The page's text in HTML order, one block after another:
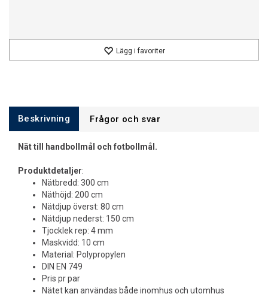
Lägg i favoriter
Beskrivning Frågor och svar
Nät till handbollmål och fotbollmål.
Produktdetaljer:
Nätbredd: 300 cm
Näthöjd: 200 cm
Nätdjup överst: 80 cm
Nätdjup nederst: 150 cm
Tjocklek rep: 4 mm
Maskvidd: 10 cm
Material: Polypropylen
DIN EN 749
Pris pr par
Nätet kan användas både inomhus och utomhus